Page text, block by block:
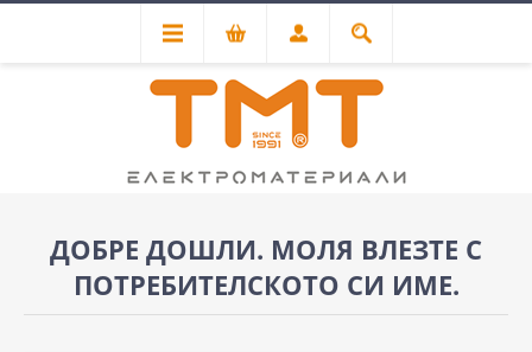
ДОБРЕ ДОШЛИ. МОЛЯ ВЛЕЗТЕ С
ПОТРЕБИТЕЛСКОТО СИ ИМЕ.